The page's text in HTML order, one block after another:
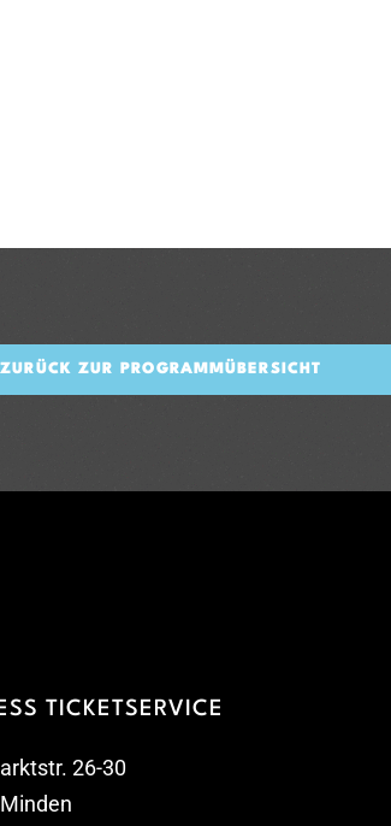
ZURÜCK ZUR PROGRAMMÜBERSICHT
TICKETSERVICE
26-30